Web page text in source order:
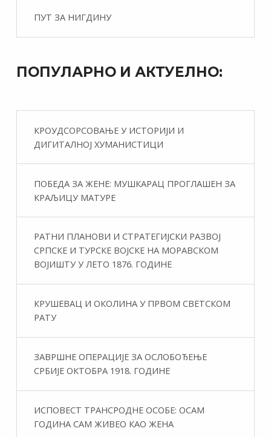
ПУТ ЗА НИГДИНУ
ПОПУЛАРНО И АКТУЕЛНО:
КРОУДСОРСОВАЊЕ У ИСТОРИЈИ И
ДИГИТАЛНОЈ ХУМАНИСТИЦИ
ПОБЕДА ЗА ЖЕНЕ: МУШКАРАЦ ПРОГЛАШЕН ЗА
КРАЉИЦУ МАТУРЕ
РАТНИ ПЛАНОВИ И СТРАТЕГИЈСКИ РАЗВОЈ
СРПСКЕ И ТУРСКЕ ВОЈСКЕ НА МОРАВСКОМ
ВОЈИШТУ У ЛЕТО 1876. ГОДИНЕ
КРУШЕВАЦ И ОКОЛИНА У ПРВОМ СВЕТСКОМ
РАТУ
ЗАВРШНЕ ОПЕРАЦИЈЕ ЗА ОСЛОБОЂЕЊЕ
СРБИЈЕ ОКТОБРА 1918. ГОДИНЕ
ИСПОВЕСТ ТРАНСРОДНЕ ОСОБЕ: ОСАМ
ГОДИНА САМ ЖИВЕО КАО ЖЕНА